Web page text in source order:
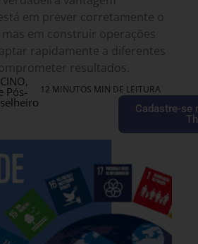
em prever corretamente o
em construir operações
rapidamente a diferentes
resultados.
Pós- 12 MINUTOS MIN DE LEITURA
Cadastre-se